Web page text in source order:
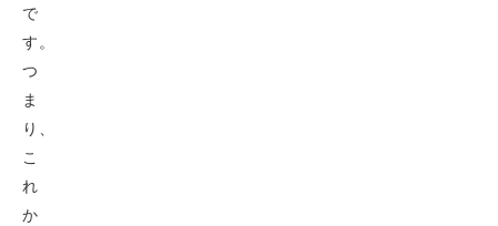
で
す。
つ
ま
り、
こ
れ
か